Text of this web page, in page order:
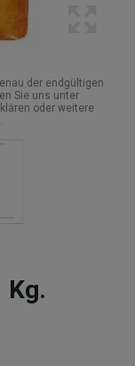
der endgültigen
Sie uns unter
oder weitere
Kg.